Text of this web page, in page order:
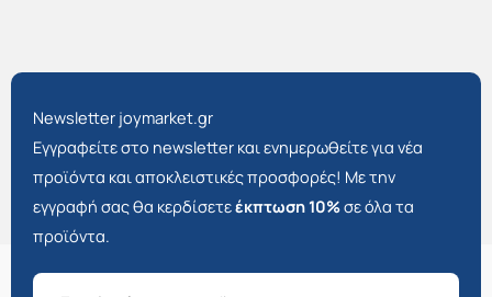
Newsletter joymarket.gr
Εγγραφείτε στο newsletter και ενημερωθείτε για νέα
προϊόντα και αποκλειστικές προσφορές! Με την
εγγραφή σας θα κερδίσετεέκπτωση 10%σε όλα τα
προϊόντα.